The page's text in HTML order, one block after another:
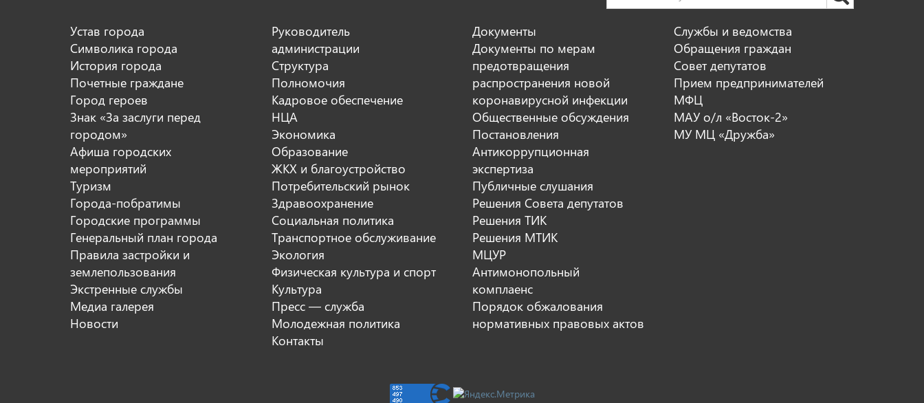
Устав города
Символика города
История города
Почетные граждане
Город героев
Знак «За заслуги перед
городом»
Афиша городских
мероприятий
Туризм
Города-побратимы
Городские программы
Генеральный план города
Правила застройки и
землепользования
Экстренные службы
Медиа галерея
Новости
Руководитель
администрации
Структура
Полномочия
Кадровое обеспечение
НЦА
Экономика
Образование
ЖКХ и благоустройство
Потребительский рынок
Здравоохранение
Социальная политика
Транспортное обслуживание
Экология
Физическая культура и спорт
Культура
Пресс — служба
Молодежная политика
Контакты
Документы
Документы по мерам
предотвращения
распространения новой
коронавирусной инфекции
Общественные обсуждения
Постановления
Антикоррупционная
экспертиза
Публичные слушания
Решения Совета депутатов
Решения ТИК
Решения МТИК
МЦУР
Антимонопольный
комплаенс
Порядок обжалования
нормативных правовых актов
Службы и ведомства
Обращения граждан
Совет депутатов
Прием предпринимателей
МФЦ
МАУ о/л «Восток-2»
МУ МЦ «Дружба»